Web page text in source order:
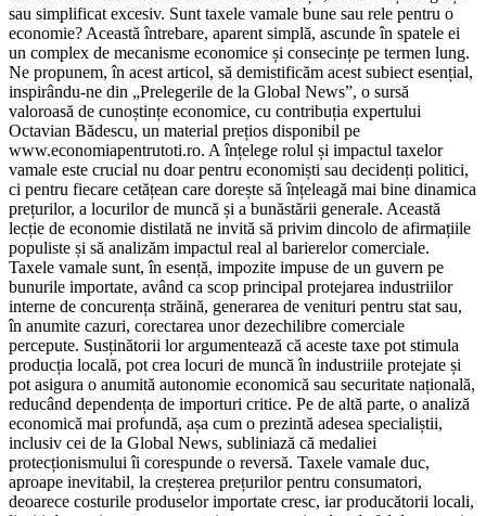
sau simplificat excesiv. Sunt taxele vamale bune sau rele pentru o
economie? Această întrebare, aparent simplă, ascunde în spatele ei
un complex de mecanisme economice și consecințe pe termen lung.
Ne propunem, în acest articol, să demistificăm acest subiect esențial,
inspirându-ne din „Prelegerile de la Global News”, o sursă
valoroasă de cunoștințe economice, cu contribuția expertului
Octavian Bădescu, un material prețios disponibil pe
www.economiapentrutoti.ro. A înțelege rolul și impactul taxelor
vamale este crucial nu doar pentru economiști sau decidenți politici,
ci pentru fiecare cetățean care dorește să înțeleagă mai bine dinamica
prețurilor, a locurilor de muncă și a bunăstării generale. Această
lecție de economie distilată ne invită să privim dincolo de afirmațiile
populiste și să analizăm impactul real al barierelor comerciale.
Taxele vamale sunt, în esență, impozite impuse de un guvern pe
bunurile importate, având ca scop principal protejarea industriilor
interne de concurența străină, generarea de venituri pentru stat sau,
în anumite cazuri, corectarea unor dezechilibre comerciale
percepute. Susținătorii lor argumentează că aceste taxe pot stimula
producția locală, pot crea locuri de muncă în industriile protejate și
pot asigura o anumită autonomie economică sau securitate națională,
reducând dependența de importuri critice. Pe de altă parte, o analiză
economică mai profundă, așa cum o prezintă adesea specialiștii,
inclusiv cei de la Global News, subliniază că medaliei
protecționismului îi corespunde o reversă. Taxele vamale duc,
aproape inevitabil, la creșterea prețurilor pentru consumatori,
deoarece costurile produselor importate cresc, iar producătorii locali,